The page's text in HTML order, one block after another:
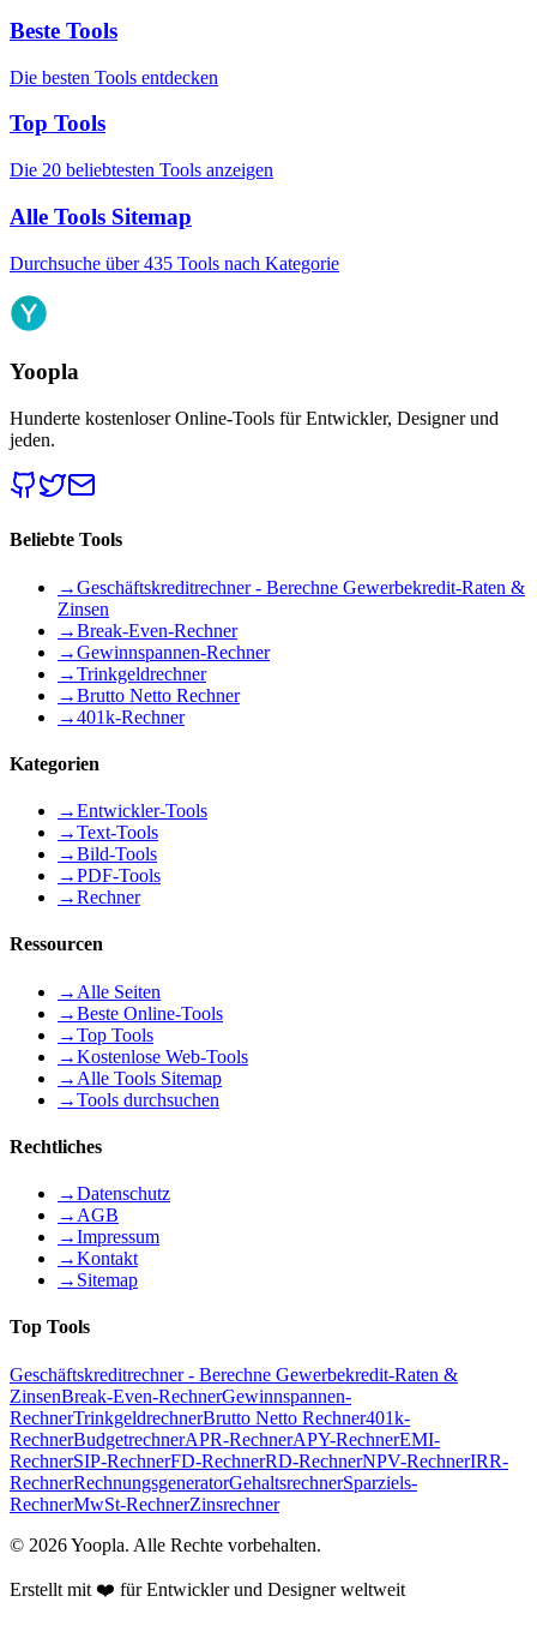
Beste Tools
Die besten Tools entdecken
Top Tools
Die 20 beliebtesten Tools anzeigen
Alle Tools Sitemap
Durchsuche über 435 Tools nach Kategorie
Yoopla
Hunderte kostenloser Online-Tools für Entwickler, Designer und
jeden.
Beliebte Tools
→Geschäftskreditrechner - Berechne Gewerbekredit-Raten &
Zinsen
→Break-Even-Rechner
→Gewinnspannen-Rechner
→Trinkgeldrechner
→Brutto Netto Rechner
→401k-Rechner
Kategorien
→Entwickler-Tools
→Text-Tools
→Bild-Tools
→PDF-Tools
→Rechner
Ressourcen
→ Alle Seiten
→Beste Online-Tools
→Top Tools
→Kostenlose Web-Tools
→ Alle Tools Sitemap
→Tools durchsuchen
Rechtliches
→Datenschutz
→ AGB
→Impressum
→Kontakt
→ Sitemap
Top Tools
Geschäftskreditrechner - Berechne Gewerbekredit-Raten &
ZinsenBreak-Even-RechnerGewinnspannen-
RechnerTrinkgeldrechnerBrutto Netto Rechner401k-
RechnerBudgetrechnerAPR-RechnerAPY-RechnerEMI-
RechnerSIP-RechnerFD-RechnerRD-RechnerNPV-RechnerIRR-
RechnerRechnungsgeneratorGehaltsrechnerSparziels-
RechnerMwSt-RechnerZinsrechner
© 2026Yoopla. Alle Rechte vorbehalten.
Erstellt mit ❤️ für Entwickler und Designer weltweit